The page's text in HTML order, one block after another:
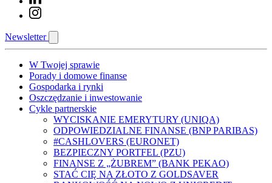
Newsletter
W Twojej sprawie
Porady i domowe finanse
Gospodarka i rynki
Oszczędzanie i inwestowanie
Cykle partnerskie
WYCISKANIE EMERYTURY (UNIQA)
ODPOWIEDZIALNE FINANSE (BNP PARIBAS)
#CASHLOVERS (EURONET)
BEZPIECZNY PORTFEL (PZU)
FINANSE Z „ŻUBREM” (BANK PEKAO)
STAĆ CIĘ NA ZŁOTO Z GOLDSAVER